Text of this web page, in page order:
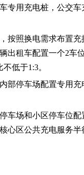
专用充电桩，公交车
按照换电需求布置
出租车配置一个2车
低于1:3。
部停车场配置专用充
车场和小区停车位
心区公共充电服务半